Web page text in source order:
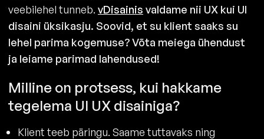
veebilehel tunneb. vDisainis valdame nii UX kui UI
disaini üksikasju. Soovid, et su klient saaks su
lehel parima kogemuse? Võta meiega ühendust
ja leiame parimad lahendused!
Milline on protsess, kui hakkame
tegelema UI UX disainiga?
Klient teeb päringu. Saame tuttavaks ning